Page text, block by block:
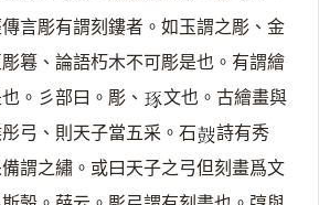
言彫有謂刻鏤者。如玉謂之彫、金
篹、論語朽木不可彫是也。有謂繪
。彡部曰。彫、 𤥨 文也。古繪畫與
弓、則天子當五采。石𡔷 詩有秀
謂之繡。或曰天子之弓但刻畫爲文